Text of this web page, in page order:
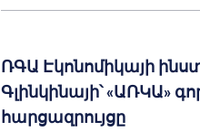
ՌԳԱ Էկոնոմիկայի
Գլինկինայի՝ «ԱՌԿԱ»
հարցազրույցը